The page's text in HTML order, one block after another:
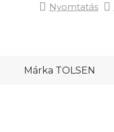
Nyomtatás
Márka TOLSEN